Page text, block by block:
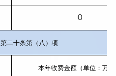
0
第二十条第（八）项
本年收费金额（单位：万